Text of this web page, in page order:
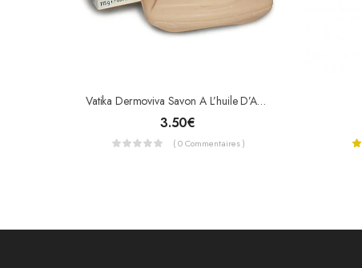
Vatika Dermoviva Savon A L’huile D’Amande 115g
3.50€
( 0 Commentaires )